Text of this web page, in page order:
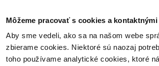
Môžeme pracovať s cookies a
Aby sme vedeli, ako sa na našom webe
zbierame cookies. Niektoré sú naozaj
toho používame analytické cookies, ktoré
Poukážky Kontakt